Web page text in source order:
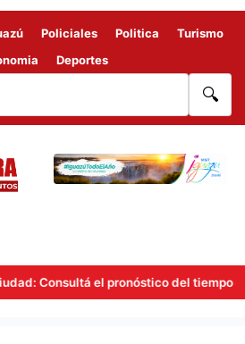
Policiales Politica
Turismo
Deportes
🔍
el pronóstico del tiempo en Iguazú